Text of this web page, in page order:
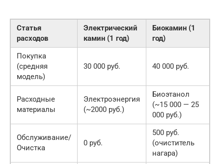
Статья
расходов
Электрический
камин (1 год)
Биокамин (1
год)
Покупка
(средняя
модель)
30 000 руб. 40 000 руб.
Расходные
материалы
Электроэнергия
(~2000 руб.)
Биоэтанол
(~15 000 — 25
000 руб.)
Обслуживание/
Очистка
0 руб.
500 руб.
(очиститель
нагара)